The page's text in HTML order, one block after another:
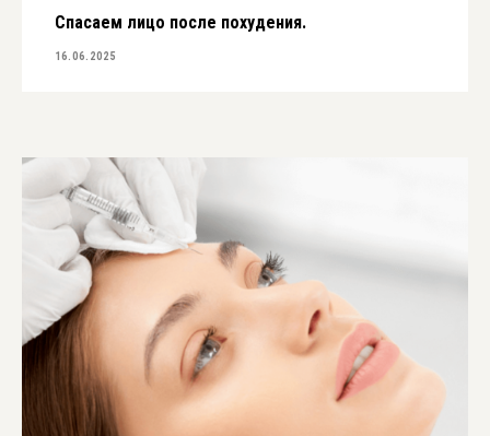
Спасаем лицо после похудения.
16.06.2025